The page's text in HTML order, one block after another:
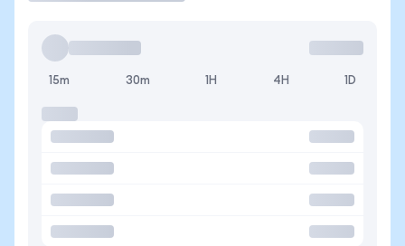
15m 30m 1H 4H 1D